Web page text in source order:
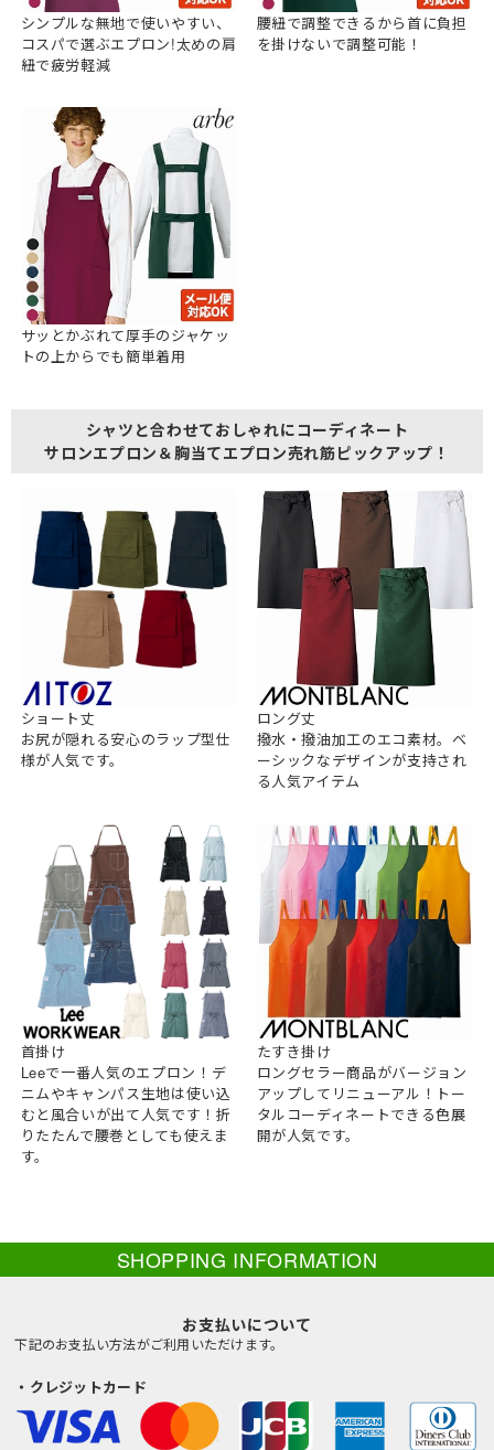
シンプルな無地で使いやすい、
コスパで選ぶエプロン!太めの肩
紐で疲労軽減
腰紐で調整できるから首に負担
を掛けないで調整可能！
サッとかぶれて厚手のジャケッ
トの上からでも簡単着用
シャツと合わせておしゃれにコーディネート
サロンエプロン＆胸当てエプロン売れ筋ピックアップ！
ショート丈
お尻が隠れる安心のラップ型仕
様が人気です。
ロング丈
撥水・撥油加工のエコ素材。ベ
ーシックなデザインが支持され
る人気アイテム
首掛け
Leeで一番人気のエプロン！デ
ニムやキャンパス生地は使い込
むと風合いが出て人気です！折
りたたんで腰巻としても使えま
す。
たすき掛け
ロングセラー商品がバージョン
アップしてリニューアル！トー
タルコーディネートできる色展
開が人気です。
SHOPPING INFORMATION
お支払いについて
下記のお支払い方法がご利用いただけます。
・クレジットカード